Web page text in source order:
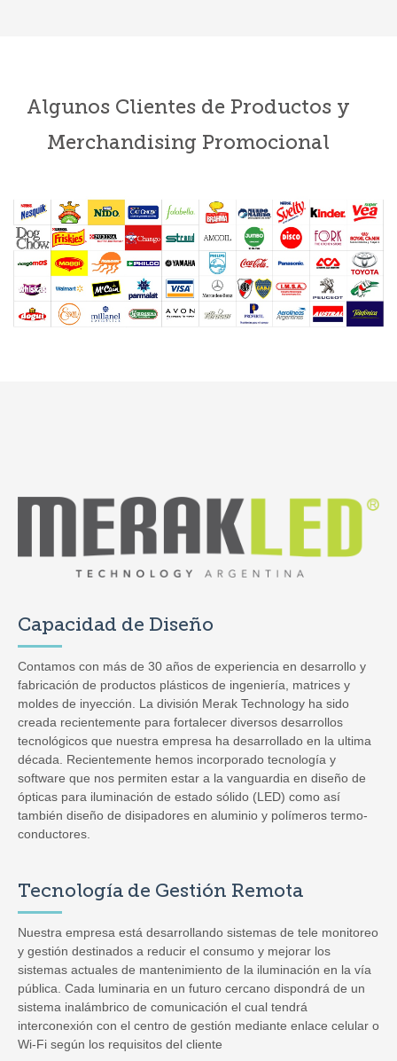
Algunos Clientes de Productos y
Merchandising Promocional
Capacidad de Diseño
Contamos con más de 30 años de experiencia en desarrollo y
fabricación de productos plásticos de ingeniería, matrices y
moldes de inyección. La división Merak Technology ha sido
creada recientemente para fortalecer diversos desarrollos
tecnológicos que nuestra empresa ha desarrollado en la ultima
década. Recientemente hemos incorporado tecnología y
software que nos permiten estar a la vanguardia en diseño de
ópticas para iluminación de estado sólido (LED) como así
también diseño de disipadores en aluminio y polímeros termo-
conductores.
Tecnología de Gestión Remota
Nuestra empresa está desarrollando sistemas de tele monitoreo
y gestión destinados a reducir el consumo y mejorar los
sistemas actuales de mantenimiento de la iluminación en la vía
pública. Cada luminaria en un futuro cercano dispondrá de un
sistema inalámbrico de comunicación el cual tendrá
interconexión con el centro de gestión mediante enlace celular o
Wi-Fi según los requisitos del cliente